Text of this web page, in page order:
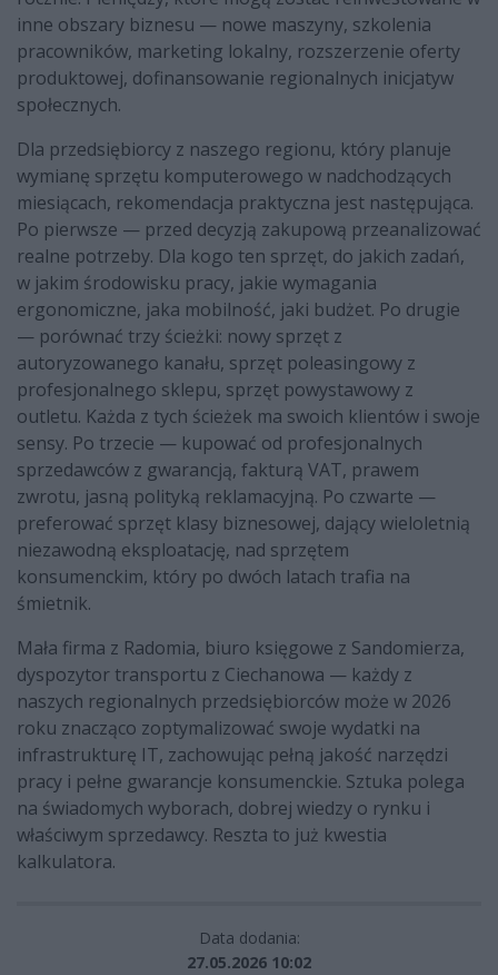
inne obszary biznesu — nowe maszyny, szkolenia
pracowników, marketing lokalny, rozszerzenie oferty
produktowej, dofinansowanie regionalnych inicjatyw
społecznych.
Dla przedsiębiorcy z naszego regionu, który planuje
wymianę sprzętu komputerowego w nadchodzących
miesiącach, rekomendacja praktyczna jest następująca.
Po pierwsze — przed decyzją zakupową przeanalizować
realne potrzeby. Dla kogo ten sprzęt, do jakich zadań,
w jakim środowisku pracy, jakie wymagania
ergonomiczne, jaka mobilność, jaki budżet. Po drugie
— porównać trzy ścieżki: nowy sprzęt z
autoryzowanego kanału, sprzęt poleasingowy z
profesjonalnego sklepu, sprzęt powystawowy z
outletu. Każda z tych ścieżek ma swoich klientów i swoje
sensy. Po trzecie — kupować od profesjonalnych
sprzedawców z gwarancją, fakturą VAT, prawem
zwrotu, jasną polityką reklamacyjną. Po czwarte —
preferować sprzęt klasy biznesowej, dający wieloletnią
niezawodną eksploatację, nad sprzętem
konsumenckim, który po dwóch latach trafia na
śmietnik.
Mała firma z Radomia, biuro księgowe z Sandomierza,
dyspozytor transportu z Ciechanowa — każdy z
naszych regionalnych przedsiębiorców może w 2026
roku znacząco zoptymalizować swoje wydatki na
infrastrukturę IT, zachowując pełną jakość narzędzi
pracy i pełne gwarancje konsumenckie. Sztuka polega
na świadomych wyborach, dobrej wiedzy o rynku i
właściwym sprzedawcy. Reszta to już kwestia
kalkulatora.
Data dodania:
27.05.2026 10:02